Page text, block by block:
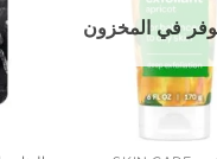
في المخزون